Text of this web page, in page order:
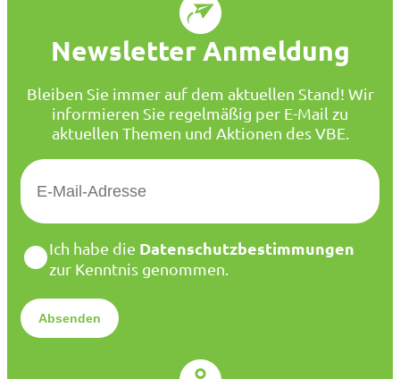
Newsletter Anmeldung
Bleiben Sie immer auf dem aktuellen Stand! Wir
informieren Sie regelmäßig per E-Mail zu
aktuellen Themen und Aktionen des VBE.
E
M
*
D
a
e
n
Ich habe die Datenschutzbestimmungen
zur Kenntnis genommen.